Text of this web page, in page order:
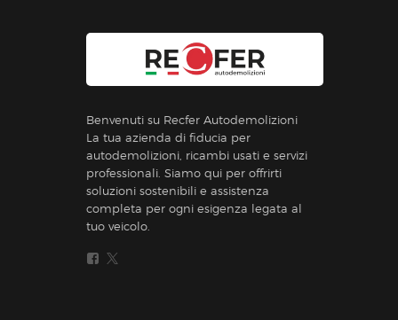
Benvenuti su Recfer Autodemolizioni
La tua azienda di fiducia per
autodemolizioni, ricambi usati e servizi
professionali. Siamo qui per offrirti
soluzioni sostenibili e assistenza
completa per ogni esigenza legata al
tuo veicolo.